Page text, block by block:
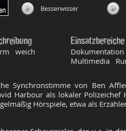
Besserwisser
Einsatzbereiche
weich
Multimedia
Synchronstimme von Ben
Harbour als lokaler Polizeichef
Hörspiele, etwa als